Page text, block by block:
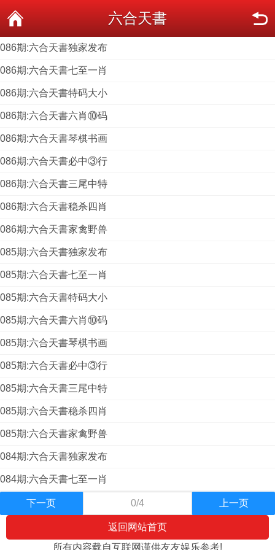
六合天書
086期:六合天書独家发布
086期:六合天書七至一肖
086期:六合天書特码大小
086期:六合天書六肖⑩码
086期:六合天書琴棋书画
086期:六合天書必中③行
086期:六合天書三尾中特
086期:六合天書稳杀四肖
086期:六合天書家禽野兽
085期:六合天書独家发布
085期:六合天書七至一肖
085期:六合天書特码大小
085期:六合天書六肖⑩码
085期:六合天書琴棋书画
085期:六合天書必中③行
085期:六合天書三尾中特
085期:六合天書稳杀四肖
085期:六合天書家禽野兽
084期:六合天書独家发布
084期:六合天書七至一肖
下一页 0/4 上一页
返回网站首页
所有内容载自互联网谨供友友娱乐参考!